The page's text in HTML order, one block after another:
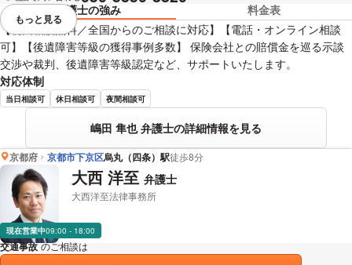
弁護士の強み
料金表
【初回相談無料／全国からのご相談に対応】【電話・オンライン相談
可】【後遺障害等級の獲得事例多数】 保険会社との賠償金を巡る示談
交渉や裁判、後遺障害等級認定など、サポートいたします。
対応体制
当日相談可 休日相談可 夜間相談可
嶋田 隼也 弁護士の詳細情報を見る
視覚的に省略されている要素を
もっと見る
京都府 京都市下京区烏丸（四条）駅徒歩8分
大西 洋至 弁護士
大西洋至法律事務所
現在営業中09:00 - 18:00
交通事故 のご相談は